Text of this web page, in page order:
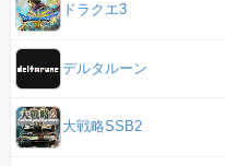
ドラクエ3
デルタルーン
大戦略SSB2